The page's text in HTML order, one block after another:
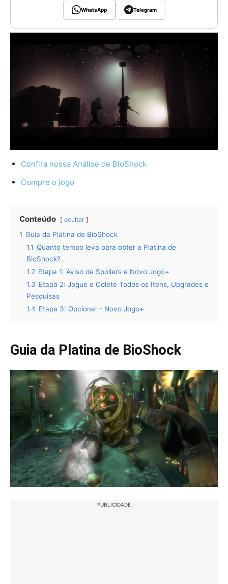
WhatsApp Telegram
Confira nossa Análise de BioShock
Compre o jogo
Conteúdo ocultar
1 Guia da Platina de BioShock
1.1 Quanto tempo leva para obter a Platina de
BioShock?
1.2 Etapa 1: Aviso de Spoilers e Novo Jogo+
1.3 Etapa 2: Jogue e Colete Todos os Itens, Upgrades e
Pesquisas
1.4 Etapa 3: Opcional – Novo Jogo+
Guia da Platina de BioShock
PUBLICIDADE